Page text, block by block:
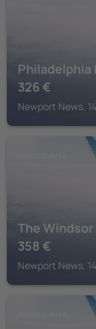
Philadelphia
326 €
Newport News,
The
358 €
Newport News,